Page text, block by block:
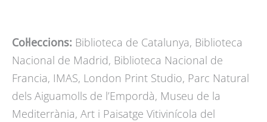
Col·leccions: Biblioteca de Catalunya, Biblioteca
Nacional de Madrid, Biblioteca Nacional de
Francia, IMAS, London Print Studio, Parc Natural
dels Aiguamolls de l’Empordà, Museu de la
Mediterrània, Art i Paisatge Vitivinícola del